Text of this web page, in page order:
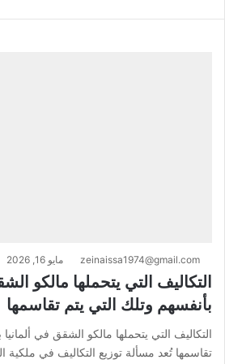
zeinaissa1974@gmail.com مايو 16, 2026
التكاليف التي يتحملها مالكو
بأنفسهم وتلك التي يتم تقاسمها
التكاليف التي يتحملها مالكو الشقق في
تقاسمها تُعد مسألة توزيع التكاليف في